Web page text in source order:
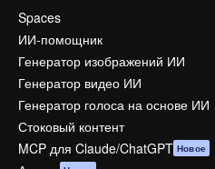
Spaces
ИИ-помощник
Генератор изображений ИИ
Генератор видео ИИ
Генератор голоса на основе ИИ
Стоковый контент
MCP для Claude/ChatGPT Новое